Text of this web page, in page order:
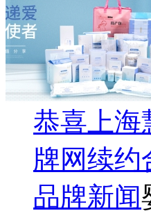
恭喜上海
牌网续约
品牌新闻